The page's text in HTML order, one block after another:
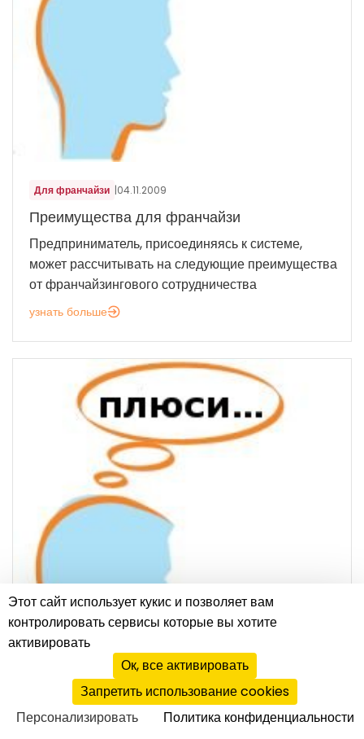
Для франчайзи |04.11.2009
Преимущества для франчайзи
Предприниматель, присоединяясь к системе,
может рассчитывать на следующие преимущества
от франчайзингового сотрудничества
узнать больше
Для франчайзера 07.03.2008
Этот сайт использует кукис и позволяет вам
контролировать сервисы которые вы хотите
активировать
Ок, все активировать
Запретить использование cookies
Персонализировать
Политика конфиденциальности